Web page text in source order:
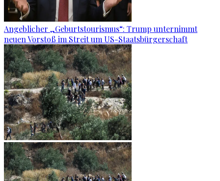
Angeblicher „Geburtstourismus“: Trump unternimmt
neuen Vorstoß im Streit um US-Staatsbürgerschaft